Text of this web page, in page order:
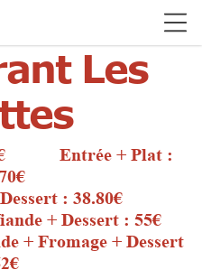
Les
€ Entrée + Plat :
: 38.80€
+ Dessert : 55€
+ Fromage + Dessert